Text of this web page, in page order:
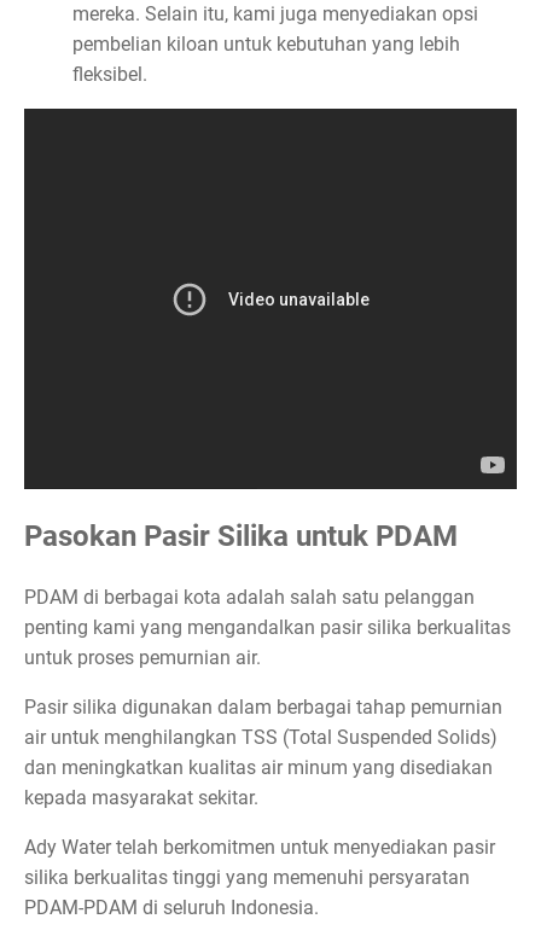
mereka. Selain itu, kami juga menyediakan opsi
pembelian kiloan untuk kebutuhan yang lebih
fleksibel.
Pasokan Pasir Silika untuk PDAM
PDAM di berbagai kota adalah salah satu pelanggan
penting kami yang mengandalkan pasir silika berkualitas
untuk proses pemurnian air.
Pasir silika digunakan dalam berbagai tahap pemurnian
air untuk menghilangkan TSS (Total Suspended Solids)
dan meningkatkan kualitas air minum yang disediakan
kepada masyarakat sekitar.
Ady Water telah berkomitmen untuk menyediakan pasir
silika berkualitas tinggi yang memenuhi persyaratan
PDAM-PDAM di seluruh Indonesia.